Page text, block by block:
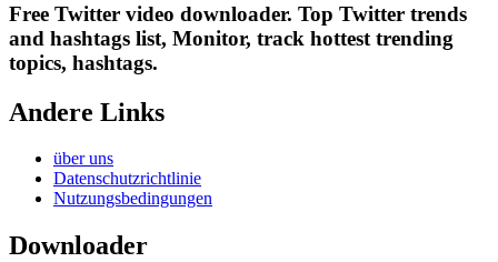
Free Twitter video downloader. Top Twitter trends
and hashtags list, Monitor, track hottest trending
topics, hashtags.
Andere Links
über uns
Datenschutzrichtlinie
Nutzungsbedingungen
Downloader